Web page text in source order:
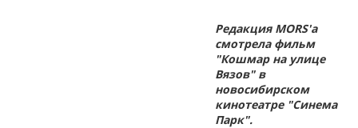
Редакция MORS'а
смотрела фильм
"Кошмар на улице
Вязов" в
новосибирском
кинотеатре "Синема
Парк".